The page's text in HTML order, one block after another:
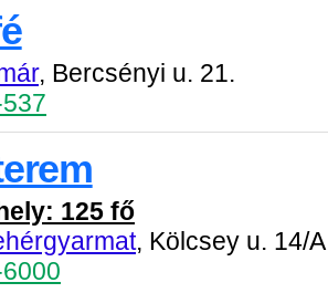
, Bercsényi u. 21.
125 fő
, Kölcsey u. 14/A